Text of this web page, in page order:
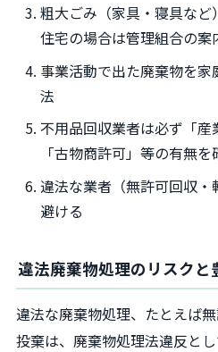
粗大ごみ（家具・寝具な
住宅の場合は管理組合の案
事業活動で出た廃棄物を
法
不用品回収業者は必ず「産
「古物商許可」等の有無を
違法な業者（無許可回収
避ける
違法廃棄物処理のリスクと
違法な廃棄物処理、たとえば
投棄は、廃棄物処理法違反とし